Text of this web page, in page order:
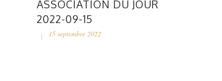
ASSOCIATION DU JOUR
2022-09-15
15 septembre 2022